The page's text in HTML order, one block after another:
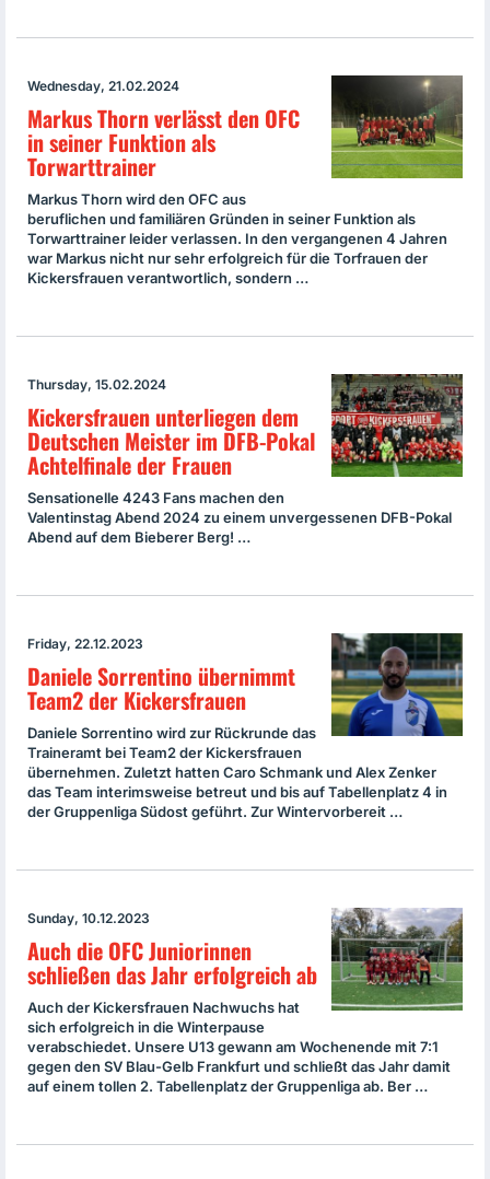
Wednesday, 21.02.2024
Markus Thorn verlässt den OFC
in seiner Funktion als
Torwarttrainer
Markus Thorn wird den OFC aus
beruflichen und familiären Gründen in seiner Funktion als
Torwarttrainer leider verlassen. In den vergangenen 4 Jahren
war Markus nicht nur sehr erfolgreich für die Torfrauen der
Kickersfrauen verantwortlich, sondern …
Thursday, 15.02.2024
Kickersfrauen unterliegen dem
Deutschen Meister im DFB-Pokal
Achtelfinale der Frauen
Sensationelle 4243 Fans machen den
Valentinstag Abend 2024 zu einem unvergessenen DFB-Pokal
Abend auf dem Bieberer Berg! …
Friday, 22.12.2023
Daniele Sorrentino übernimmt
Team2 der Kickersfrauen
Daniele Sorrentino wird zur Rückrunde das
Traineramt bei Team2 der Kickersfrauen
übernehmen. Zuletzt hatten Caro Schmank und Alex Zenker
das Team interimsweise betreut und bis auf Tabellenplatz 4 in
der Gruppenliga Südost geführt. Zur Wintervorbereit …
Sunday, 10.12.2023
Auch die OFC Juniorinnen
schließen das Jahr erfolgreich ab
Auch der Kickersfrauen Nachwuchs hat
sich erfolgreich in die Winterpause
verabschiedet. Unsere U13 gewann am Wochenende mit 7:1
gegen den SV Blau-Gelb Frankfurt und schließt das Jahr damit
auf einem tollen 2. Tabellenplatz der Gruppenliga ab. Ber …